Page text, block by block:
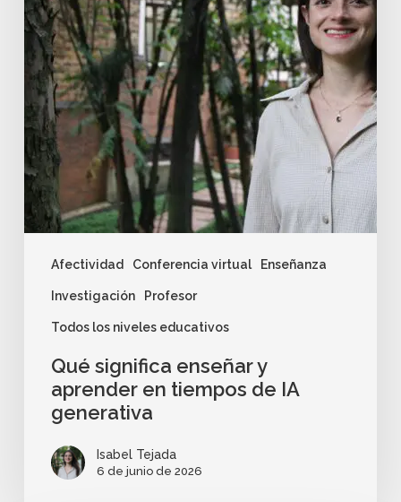
Afectividad Conferencia virtual Enseñanza
Investigación Profesor
Todos los niveles educativos
Qué significa enseñar y
aprender en tiempos de IA
generativa
Isabel Tejada
6 de junio de 2026